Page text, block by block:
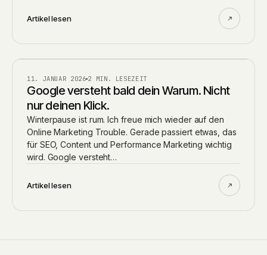
Artikel lesen
RATGEBER
11. JANUAR 2026 2 MIN. LESEZEIT
Google versteht bald dein Warum. Nicht
nur deinen Klick.
Winterpause ist rum. Ich freue mich wieder auf den
Online Marketing Trouble. Gerade passiert etwas, das
für SEO, Content und Performance Marketing wichtig
wird. Google versteht…
Artikel lesen